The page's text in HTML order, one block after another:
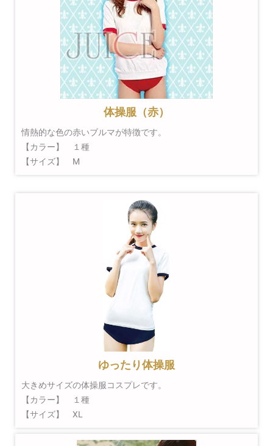
体操服（赤）
情熱的な色の赤いブルマが特徴です。
【カラー】 １種
【サイズ】 M
ゆったり体操服
大きめサイズの体操服コスプレです。
【カラー】 １種
【サイズ】 XL